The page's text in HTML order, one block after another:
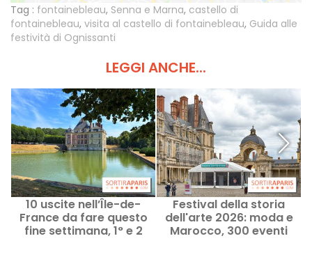
Tag : fontainebleau, Senna e Marna, castello di
fontainebleau, visita al castello di fontainebleau, Guida alle
festività di Ognissanti
LEGGI ANCHE...
10 uscite nell’Île-de-
France da fare questo
fine settimana, 1° e 2
Festival della storia
dell'arte 2026: moda e
Marocco, 300 eventi